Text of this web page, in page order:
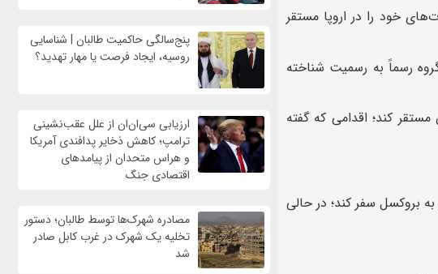
خود را در اروپا مستقر
رسماً به رسمیت شناخته
کند؛ اقدامی که گفته
بروکسل سفر کند؛ در حالی
پنج‌سالگی حاکمیت طالبان | شناسایی
روسیه، ایجاد فرصت‌ یا مهار تهدید؟
ارزیابی سی‌ان‌ان از علل عقب‌نشینی
ترامپ؛ کاهش ذخایر پدافندی آمریکا
و هراس متحدان از پیامدهای
اقتصادی جنگ
مصادره شهرک‌ها توسط طالبان؛ دستور
تخلیه یک شهرک در غرب کابل صادر
شد